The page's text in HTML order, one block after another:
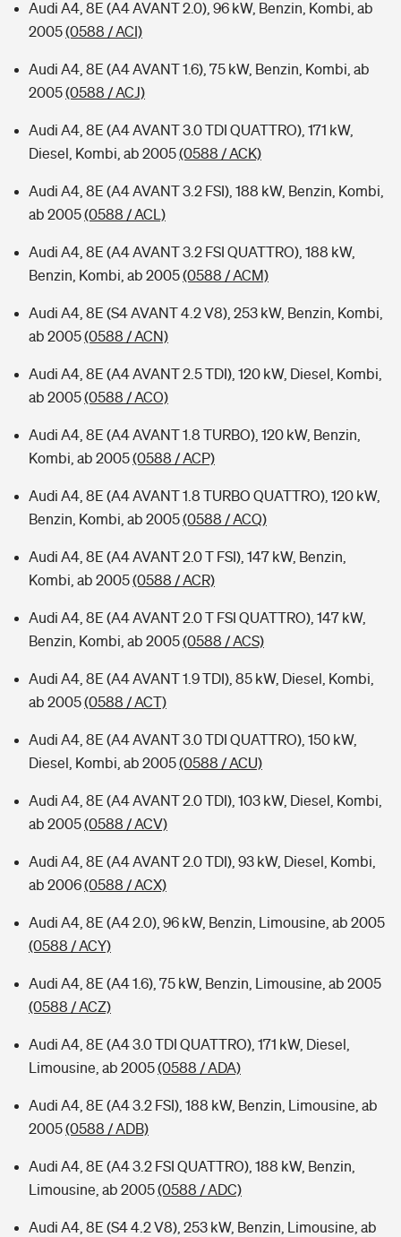
Audi A4, 8E (A4 AVANT 2.0), 96 kW, Benzin, Kombi, ab
2005(0588 / ACI)
Audi A4, 8E (A4 AVANT 1.6), 75 kW, Benzin, Kombi, ab
2005(0588 / ACJ)
Audi A4, 8E (A4 AVANT 3.0 TDI QUATTRO), 171 kW,
Diesel, Kombi, ab 2005(0588 / ACK)
Audi A4, 8E (A4 AVANT 3.2 FSI), 188 kW, Benzin, Kombi,
ab 2005(0588 / ACL)
Audi A4, 8E (A4 AVANT 3.2 FSI QUATTRO), 188 kW,
Benzin, Kombi, ab 2005(0588 / ACM)
Audi A4, 8E (S4 AVANT 4.2 V8), 253 kW, Benzin, Kombi,
ab 2005(0588 / ACN)
Audi A4, 8E (A4 AVANT 2.5 TDI), 120 kW, Diesel, Kombi,
ab 2005(0588 / ACO)
Audi A4, 8E (A4 AVANT 1.8 TURBO), 120 kW, Benzin,
Kombi, ab 2005(0588 / ACP)
Audi A4, 8E (A4 AVANT 1.8 TURBO QUATTRO), 120 kW,
Benzin, Kombi, ab 2005(0588 / ACQ)
Audi A4, 8E (A4 AVANT 2.0 T FSI), 147 kW, Benzin,
Kombi, ab 2005(0588 / ACR)
Audi A4, 8E (A4 AVANT 2.0 T FSI QUATTRO), 147 kW,
Benzin, Kombi, ab 2005(0588 / ACS)
Audi A4, 8E (A4 AVANT 1.9 TDI), 85 kW, Diesel, Kombi,
ab 2005(0588 / ACT)
Audi A4, 8E (A4 AVANT 3.0 TDI QUATTRO), 150 kW,
Diesel, Kombi, ab 2005(0588 / ACU)
Audi A4, 8E (A4 AVANT 2.0 TDI), 103 kW, Diesel, Kombi,
ab 2005(0588 / ACV)
Audi A4, 8E (A4 AVANT 2.0 TDI), 93 kW, Diesel, Kombi,
ab 2006(0588 / ACX)
Audi A4, 8E (A4 2.0), 96 kW, Benzin, Limousine, ab 2005
(0588 / ACY)
Audi A4, 8E (A4 1.6), 75 kW, Benzin, Limousine, ab 2005
(0588 / ACZ)
Audi A4, 8E (A4 3.0 TDI QUATTRO), 171 kW, Diesel,
Limousine, ab 2005(0588 / ADA)
Audi A4, 8E (A4 3.2 FSI), 188 kW, Benzin, Limousine, ab
2005(0588 / ADB)
Audi A4, 8E (A4 3.2 FSI QUATTRO), 188 kW, Benzin,
Limousine, ab 2005(0588 / ADC)
Audi A4, 8E (S4 4.2 V8), 253 kW, Benzin, Limousine, ab